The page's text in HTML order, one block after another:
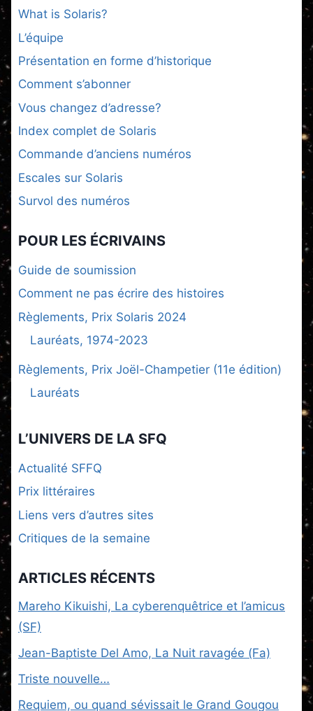
What is Solaris?
L’équipe
Présentation en forme d’historique
Comment s’abonner
Vous changez d’adresse?
Index complet de Solaris
Commande d’anciens numéros
Escales sur Solaris
Survol des numéros
POUR LES ÉCRIVAINS
Guide de soumission
Comment ne pas écrire des histoires
Règlements, Prix Solaris 2024
Lauréats, 1974-2023
Règlements, Prix Joël-Champetier (11e édition)
Lauréats
L’UNIVERS DE LA SFQ
Actualité SFFQ
Prix littéraires
Liens vers d’autres sites
Critiques de la semaine
ARTICLES RÉCENTS
Mareho Kikuishi, La cyberenquêtrice et l’amicus
(SF)
Jean-Baptiste Del Amo, La Nuit ravagée (Fa)
Triste nouvelle…
Requiem, ou quand sévissait le Grand Gougou